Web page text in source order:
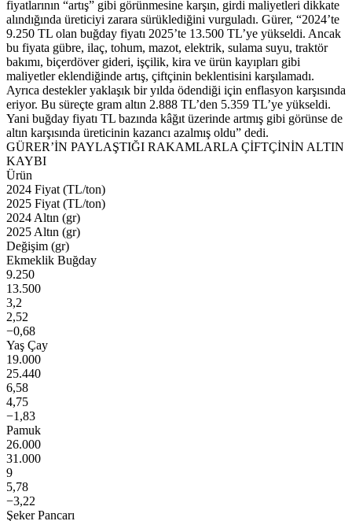
fiyatlarının “artış” gibi görünmesine karşın, girdi maliyetleri dikkate
alındığında üreticiyi zarara sürüklediğini vurguladı. Gürer, “2024’te
9.250 TL olan buğday fiyatı 2025’te 13.500 TL’ye yükseldi. Ancak
bu fiyata gübre, ilaç, tohum, mazot, elektrik, sulama suyu, traktör
bakımı, biçerdöver gideri, işçilik, kira ve ürün kayıpları gibi
maliyetler eklendiğinde artış, çiftçinin beklentisini karşılamadı.
Ayrıca destekler yaklaşık bir yılda ödendiği için enflasyon karşısında
eriyor. Bu süreçte gram altın 2.888 TL’den 5.359 TL’ye yükseldi.
Yani buğday fiyatı TL bazında kâğıt üzerinde artmış gibi görünse de
altın karşısında üreticinin kazancı azalmış oldu” dedi.
GÜRER’İN PAYLAŞTIĞI RAKAMLARLA ÇİFTÇİNİN ALTIN
KAYBI
Ürün
2024 Fiyat (TL/ton)
2025 Fiyat (TL/ton)
2024 Altın (gr)
2025 Altın (gr)
Değişim (gr)
Ekmeklik Buğday
9.250
13.500
3,2
2,52
−0,68
Yaş Çay
19.000
25.440
6,58
4,75
−1,83
Pamuk
26.000
31.000
9
5,78
−3,22
Şeker Pancarı